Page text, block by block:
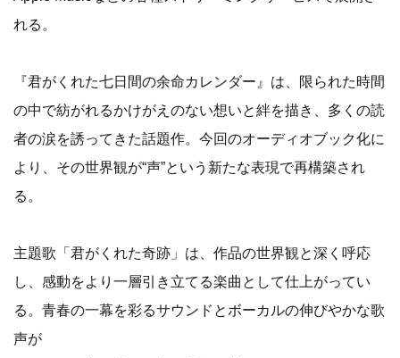
れる。
『君がくれた七日間の余命カレンダー』は、限られた時間
の中で紡がれるかけがえのない想いと絆を描き、多くの読
者の涙を誘ってきた話題作。今回のオーディオブック化に
より、その世界観が“声”という新たな表現で再構築され
る。
主題歌「君がくれた奇跡」は、作品の世界観と深く呼応
し、感動をより一層引き立てる楽曲として仕上がってい
る。青春の一幕を彩るサウンドとボーカルの伸びやかな歌
声が